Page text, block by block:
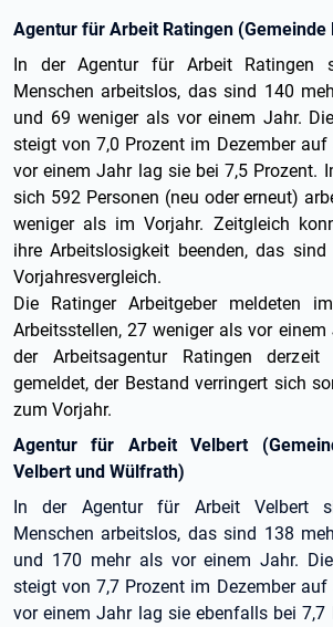
Agentur für Arbeit Ratingen (Gemeinde
In der Agentur für Arbeit Ratingen
Menschen arbeitslos, das sind 140
und 69 weniger als vor einem Jahr.
steigt von 7,0 Prozent im Dezember auf
vor einem Jahr lag sie bei 7,5 Prozent.
sich 592 Personen (neu oder erneut)
weniger als im Vorjahr. Zeitgleich
ihre Arbeitslosigkeit beenden, das
Vorjahresvergleich.
Die Ratinger Arbeitgeber meldeten
Arbeitsstellen, 27 weniger als vor
der Arbeitsagentur Ratingen
gemeldet, der Bestand verringert sich
zum Vorjahr.
Agentur für Arbeit Velbert
Velbert und Wülfrath)
In der Agentur für Arbeit Velbert
Menschen arbeitslos, das sind 138
und 170 mehr als vor einem Jahr.
steigt von 7,7 Prozent im Dezember auf
vor einem Jahr lag sie ebenfalls bei 7,7